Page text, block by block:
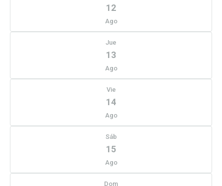
12
Ago
Jue
13
Ago
Vie
14
Ago
Sáb
15
Ago
Dom